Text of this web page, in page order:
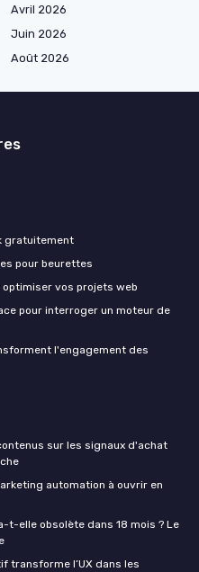
Avril 2026
Juin 2026
Août 2026
gratuitement
pour beurettes
optimiser vos projets web
pour interroger un moteur de
l'engagement des
sur les signaux d'achat
automation à ouvrir en
t-elle obsolète dans 18 mois ? Le
transforme l’UX dans les